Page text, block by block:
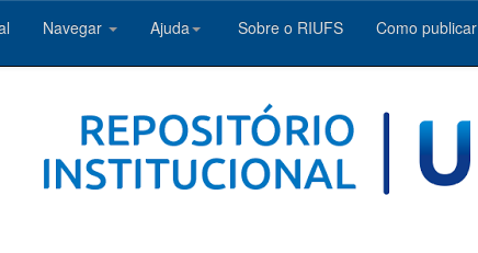
Navegar Ajuda Sobre o RIUFS Como publicar